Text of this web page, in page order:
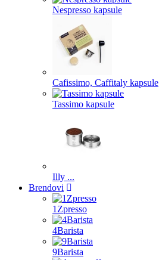
Nespresso kapsule
Cafissimo, Caffitaly kapsule
Tassimo kapsule
Illy ...
Brendovi
1Zpresso
4Barista
9Barista